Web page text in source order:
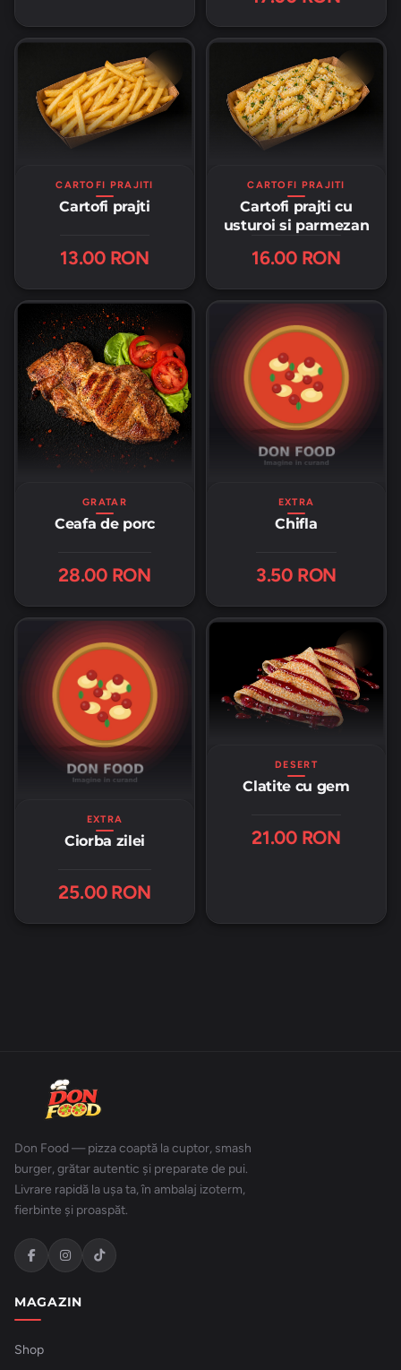
CARTOFI PRAJITI
Cartofi prajti
13.00 RON
CARTOFI PRAJITI
Cartofi prajti cu
usturoi si parmezan
16.00 RON
GRATAR
Ceafa de porc
28.00 RON
EXTRA
Chifla
3.50 RON
EXTRA
Ciorba zilei
25.00 RON
DESERT
Clatite cu gem
21.00 RON
Don Food — pizza coaptă la cuptor, smash
burger, grătar autentic și preparate de pui.
Livrare rapidă la ușa ta, în ambalaj izoterm,
fierbinte și proaspăt.
MAGAZIN
Shop